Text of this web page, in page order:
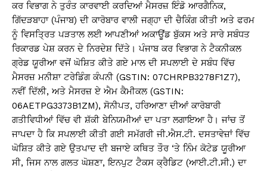
ਕਰ ਵਿਭਾਗ ਨੇ ਤੁਰੰਤ ਕਾਰਵਾਈ ਕਰਦਿਆਂ ਮੈਸਰਜ਼ ਇੰਡੋ ਆਰਗੈਨਿਕ,
ਗਿੱਦੜਬਾਹਾ (ਪੰਜਾਬ) ਦੀ ਕਾਰੋਬਾਰ ਵਾਲੀ ਜਗ੍ਹਾ ਦੀ ਚੈਕਿੰਗ ਕੀਤੀ ਅਤੇ ਫਰਮ
ਨੂੰ ਵਿਸਤ੍ਰਿਤ ਪੜਤਾਲ ਲਈ ਆਪਣੀਆਂ ਅਕਾਊਂਡ ਬੁੱਕਸ ਅਤੇ ਸਾਰੇ ਸਬੰਧਤ
ਰਿਕਾਰਡ ਪੇਸ਼ ਕਰਨ ਦੇ ਨਿਰਦੇਸ਼ ਦਿੱਤੇ। ਪੰਜਾਬ ਕਰ ਵਿਭਾਗ ਨੇ ਟੈਕਨੀਕਲ
ਗ੍ਰੇਡ ਯੂਰੀਆ ਵਜੋਂ ਘੋਸ਼ਿਤ ਕੀਤੇ ਗਏ ਮਾਲ ਦੀ ਸਪਲਾਈ ਦੇ ਸਬੰਧ ਵਿੱਚ
ਮੈਸਰਜ਼ ਮਨੀਸ਼ਾ ਟਰੇਡਿੰਗ ਕੰਪਨੀ (GSTIN: 07CHRPB3278F1Z7),
ਨਵੀਂ ਦਿੱਲੀ, ਅਤੇ ਮੈਸਰਜ਼ ਏ ਐਮ ਕੈਮੀਕਲ (GSTIN:
06AETPG3373B1ZM), ਸੋਨੀਪਤ, ਹਰਿਆਣਾ ਦੀਆਂ ਕਾਰੋਬਾਰੀ
ਗਤੀਵਿਧੀਆਂ ਵਿੱਚ ਵੀ ਸ਼ੱਕੀ ਬੇਨਿਯਮੀਆਂ ਦਾ ਪਤਾ ਲਗਾਇਆ ਹੈ। ਜਾਂਚ ਤੋਂ
ਜਾਪਦਾ ਹੈ ਕਿ ਸਪਲਾਈ ਕੀਤੀ ਗਈ ਸਮੱਗਰੀ ਜੀ.ਐਸ.ਟੀ. ਦਸਤਾਵੇਜ਼ਾਂ ਵਿੱਚ
ਘੋਸ਼ਿਤ ਕੀਤੇ ਗਏ ਉਤਪਾਦ ਦੀ ਬਜਾਏ ਕਥਿਤ ਤੌਰ ‘ਤੇ ਨਿੰਮ ਕੋਟੇਡ ਯੂਰੀਆ
ਸੀ, ਜਿਸ ਨਾਲ ਗਲਤ ਘੋਸ਼ਣਾ, ਇਨਪੁਟ ਟੈਕਸ ਕ੍ਰੈਡਿਟ (ਆਈ.ਟੀ.ਸੀ.) ਦਾ